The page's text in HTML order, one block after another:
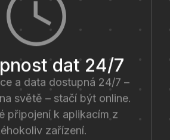
dat 24/7
a data dostupná 24/7 –
světě – stačí být online.
připojení k aplikacím z
zařízení.